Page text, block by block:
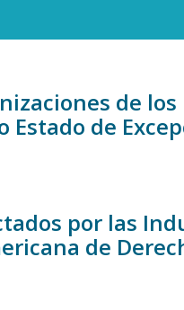
de
Estado de
por las
de